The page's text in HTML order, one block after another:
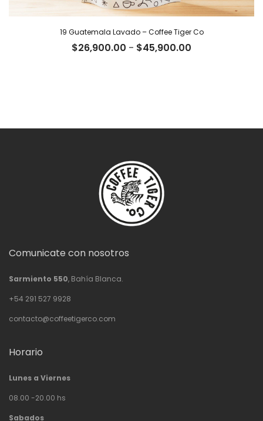
19 Guatemala Lavado – Coffee Tiger Co
$26,900.00 - $45,900.00
Comunicate con nosotros
Sarmiento 550, Bahía Blanca.
+54 291 527 9928
contacto@coffeetigerco.com
Horario
Lunes a Viernes
08.00 -20.00 hs
Sabados